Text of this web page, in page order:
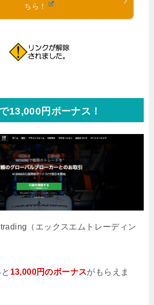
ちら！
13,000円ボーナス！
（エックスエムトレーディン
13,000円のボーナスがもらえま